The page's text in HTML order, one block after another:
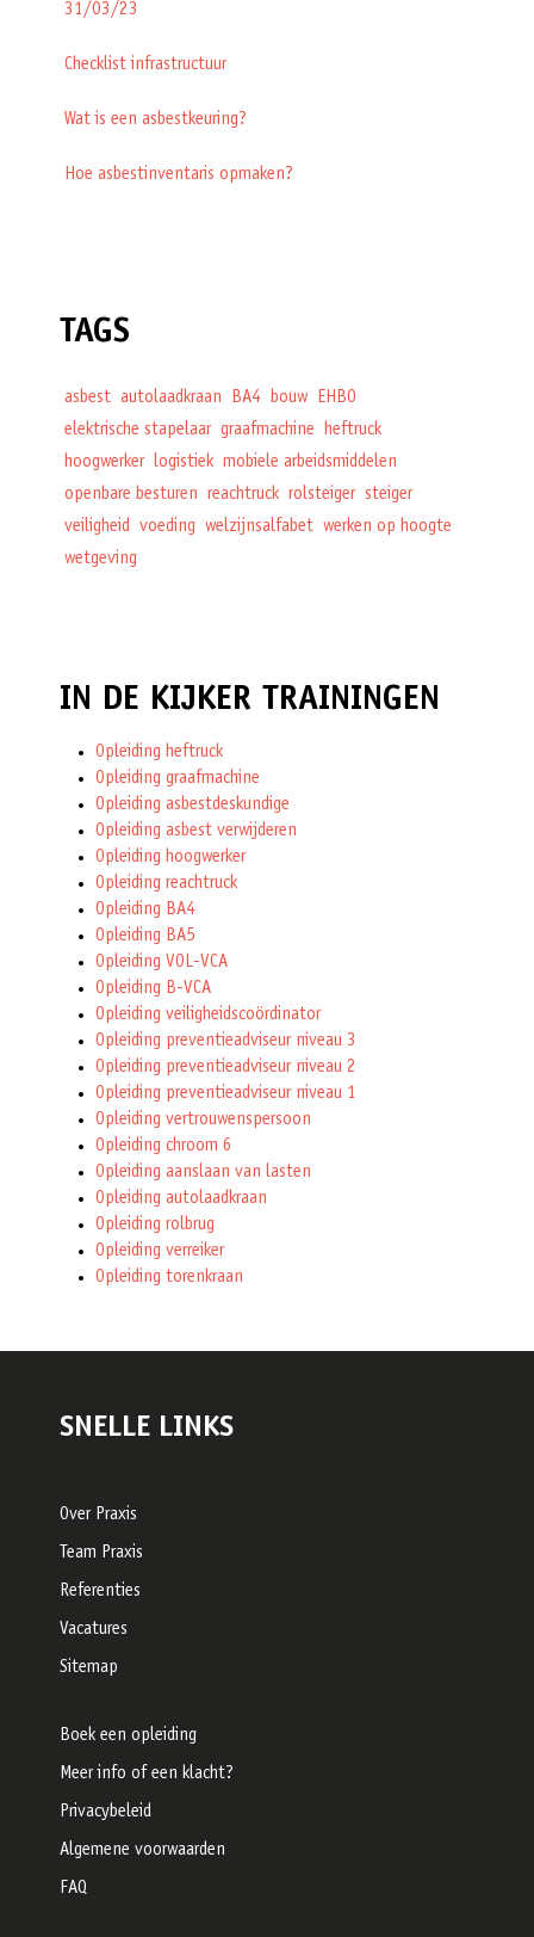
31/03/23
Checklist infrastructuur
Wat is een asbestkeuring?
Hoe asbestinventaris opmaken?
TAGS
asbest autolaadkraan BA4 bouw EHBO
elektrische stapelaar graafmachine heftruck
hoogwerker logistiek mobiele arbeidsmiddelen
openbare besturen reachtruck rolsteiger steiger
veiligheid voeding welzijnsalfabet werken op hoogte
wetgeving
IN DE KIJKER TRAININGEN
Opleiding heftruck
Opleiding graafmachine
Opleiding asbestdeskundige
Opleiding asbest verwijderen
Opleiding hoogwerker
Opleiding reachtruck
Opleiding BA4
Opleiding BA5
Opleiding VOL-VCA
Opleiding B-VCA
Opleiding veiligheidscoördinator
Opleiding preventieadviseur niveau 3
Opleiding preventieadviseur niveau 2
Opleiding preventieadviseur niveau 1
Opleiding vertrouwenspersoon
Opleiding chroom 6
Opleiding aanslaan van lasten
Opleiding autolaadkraan
Opleiding rolbrug
Opleiding verreiker
Opleiding torenkraan
SNELLE LINKS
Over Praxis
Team Praxis
Referenties
Vacatures
Sitemap
Boek een opleiding
Meer info of een klacht?
Privacybeleid
Algemene voorwaarden
FAQ